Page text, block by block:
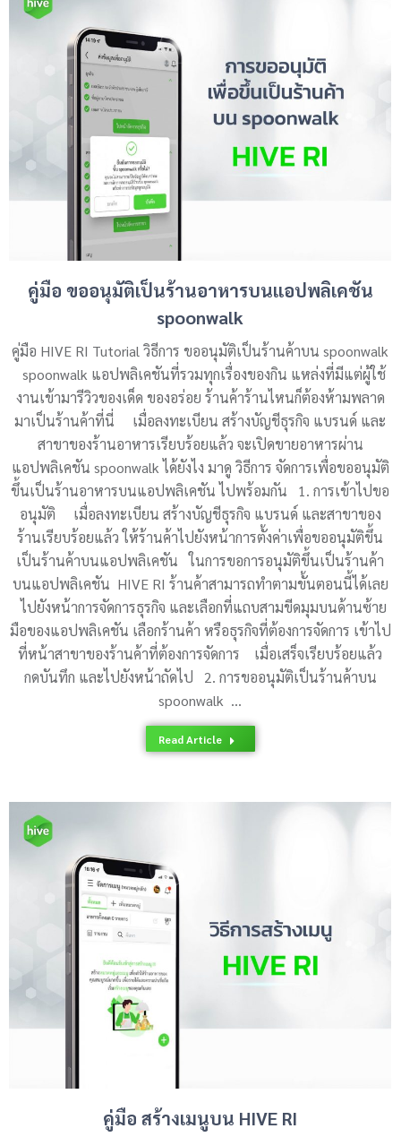
คู่มือ ขออนุมัติเป็นร้านอาหารบนแอปพลิเคชัน
spoonwalk
คู่มือ HIVE RI Tutorial วิธีการ ขออนุมัติเป็นร้านค้าบน spoonwalk
spoonwalk แอปพลิเคชันที่รวมทุกเรื่องของกิน แหล่งที่มีแต่ผู้ใช้
งานเข้ามารีวิวของเด็ด ของอร่อย ร้านค้าร้านไหนก็ต้องห้ามพลาด
มาเป็นร้านค้าที่นี่ เมื่อลงทะเบียน สร้างบัญชีธุรกิจ แบรนด์ และ
สาขาของร้านอาหารเรียบร้อยแล้ว จะเปิดขายอาหารผ่าน
แอปพลิเคชัน spoonwalk ได้ยังไง มาดู วิธีการ จัดการเพื่อขออนุมัติ
ขึ้นเป็นร้านอาหารบนแอปพลิเคชัน ไปพร้อมกัน 1. การเข้าไปขอ
อนุมัติ เมื่อลงทะเบียน สร้างบัญชีธุรกิจ แบรนด์ และสาขาของ
ร้านเรียบร้อยแล้ว ให้ร้านค้าไปยังหน้าการตั้งค่าเพื่อขออนุมัติขึ้น
เป็นร้านค้าบนแอปพลิเคชัน ในการขอการอนุมัติขึ้นเป็นร้านค้า
บนแอปพลิเคชัน HIVE RI ร้านค้าสามารถทำตามขั้นตอนนี้ได้เลย
ไปยังหน้าการจัดการธุรกิจ และเลือกที่แถบสามขีดมุมบนด้านซ้าย
มือของแอปพลิเคชัน เลือกร้านค้า หรือธุรกิจที่ต้องการจัดการ เข้าไป
ที่หน้าสาขาของร้านค้าที่ต้องการจัดการ เมื่อเสร็จเรียบร้อยแล้ว
กดบันทึก และไปยังหน้าถัดไป 2. การขออนุมัติเป็นร้านค้าบน
spoonwalk …
Read Article
คู่มือ สร้างเมนูบน HIVE RI